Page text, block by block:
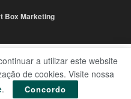
Box Marketing
a utilizar este website
de cookies. Visite nossa
. Concordo